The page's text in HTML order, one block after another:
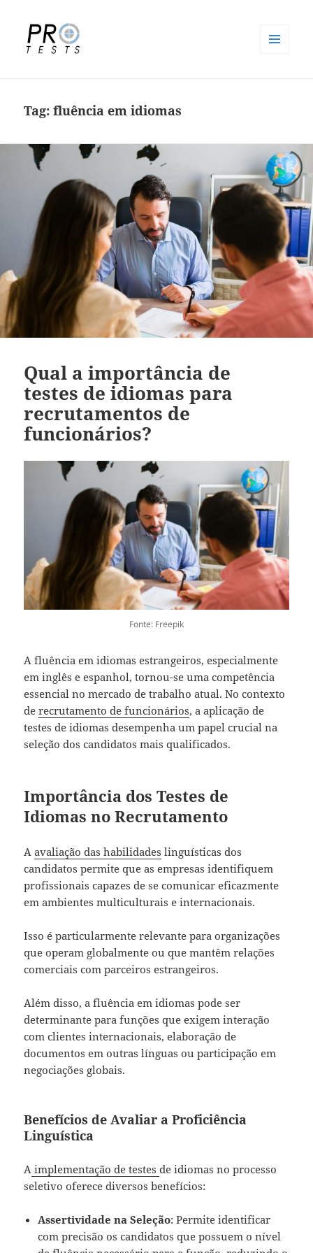
Tag:fluência em idiomas
Qual a importância de
testes de idiomas para
recrutamentos de
funcionários?
Fonte: Freepik
A fluência em idiomas estrangeiros, especialmente
em inglês e espanhol, tornou-se uma competência
essencial no mercado de trabalho atual. No contexto
derecrutamento de funcionários, a aplicação de
testes de idiomas desempenha um papel crucial na
seleção dos candidatos mais qualificados.
Importância dos Testes de
Idiomas no Recrutamento
Aavaliação das habilidades linguísticas dos
candidatos permite que as empresas identifiquem
profissionais capazes de se comunicar eficazmente
em ambientes multiculturais e internacionais.
Isso é particularmente relevante para organizações
que operam globalmente ou que mantêm relações
comerciais com parceiros estrangeiros.
Além disso, a fluência em idiomas pode ser
determinante para funções que exigem interação
com clientes internacionais, elaboração de
documentos em outras línguas ou participação em
negociações globais.
Benefícios de Avaliar a Proficiência
Linguística
A implementação de testesde idiomas no processo
seletivo oferece diversos benefícios:
Assertividade na Seleção: Permite identificar
com precisão os candidatos que possuem o nível